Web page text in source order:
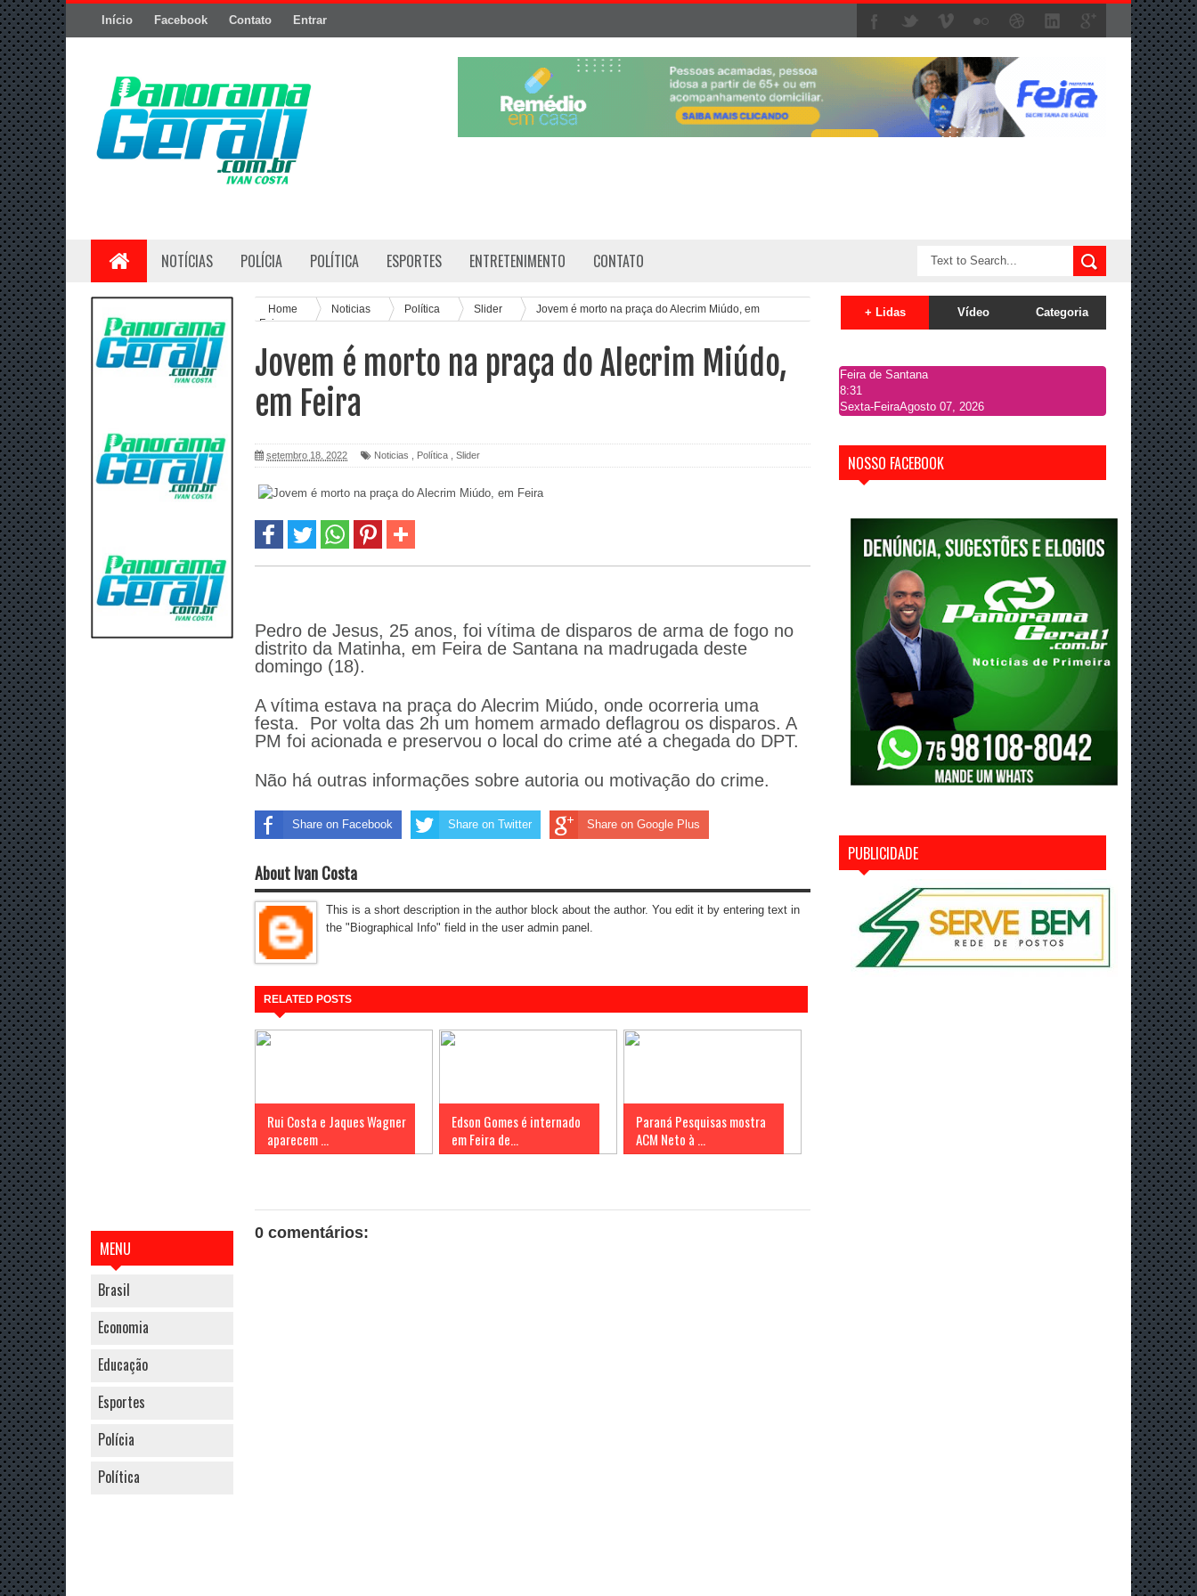
Início Facebook Contato Entrar
NOTÍCIAS POLÍCIA POLÍTICA ESPORTES ENTRETENIMENTO CONTATO
MENU
Brasil
Economia
Educação
Esportes
Polícia
Política
Home Noticias Política Slider
Jovem é morto na praça do Alecrim Miúdo, em
Feira
Jovem é morto na praça do Alecrim Miúdo,
em Feira
setembro 18, 2022 Noticias Política Slider
Pedro de Jesus, 25 anos, foi vítima de disparos de arma de fogo no
distrito da Matinha, em Feira de Santana na madrugada deste
domingo (18).
A vítima estava na praça do Alecrim Miúdo, onde ocorreria uma
festa. Por volta das 2h um homem armado deflagrou os disparos. A
PM foi acionada e preservou o local do crime até a chegada do DPT.
Não há outras informações sobre autoria ou motivação do crime.
Share on Facebook Share on Twitter Share on Google Plus
About Ivan Costa
This is a short description in the author block about the author. You edit it by entering text in
the "Biographical Info" field in the user admin panel.
RELATED POSTS
Rui Costa e Jaques Wagner
aparecem ...
Edson Gomes é internado
em Feira de...
Paraná Pesquisas mostra
ACM Neto à ...
0 comentários:
+ Lidas Vídeo Categoria
Feira de Santana
8:31
Sexta-FeiraAgosto 07, 2026
NOSSO FACEBOOK
PUBLICIDADE